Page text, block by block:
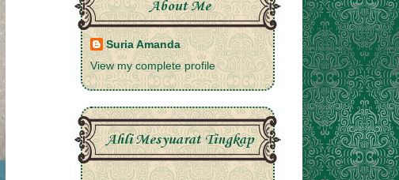
About Me
Suria Amanda
View my complete profile
Ahli Mesyuarat Tingkap